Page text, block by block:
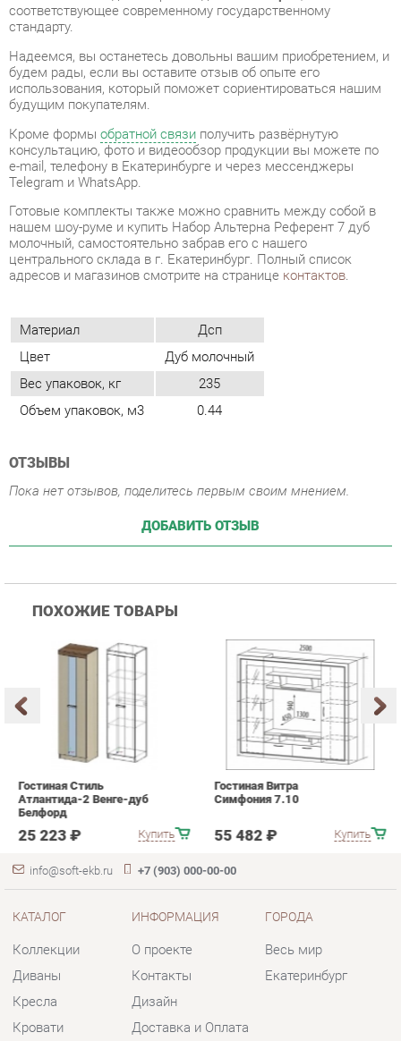
будущим покупателям.
консультацию, фото и видеообзор продукции вы можете по
e-mail, телефону в Екатеринбурге и через мессенджеры
Telegram и WhatsApp.
Готовые комплекты также можно сравнить между собой в
нашем шоу-руме и купить Набор Альтерна Референт 7 дуб
молочный, самостоятельно забрав его с нашего
центрального склада в г. Екатеринбург. Полный список
адресов и магазинов смотрите на странице
контактов
Материал
Дсп
Цвет
Дуб молочный
Вес упаковок, кг
235
ОТЗЫВЫ
Пока нет отзывов, поделитесь первым своим мнением.
ДОБАВИТЬ ОТЗЫВ
ПОХОЖИЕ ТОВАРЫ
Атлантида-2 Венге-дуб
25 223 ₽ Купить
Гостиная Витра
Симфония 7.10
55 482 ₽
info@soft-ekb.ru +7 (903) 000-00-00
КАТАЛОГ
Кресла
Пуфики
Банкетки
Обувницы
Комплектующие
ИНФОРМАЦИЯ
О проекте
Дизайн
Скидки и Акции
Политика
Гарантия
Помощь
ГОРОДА